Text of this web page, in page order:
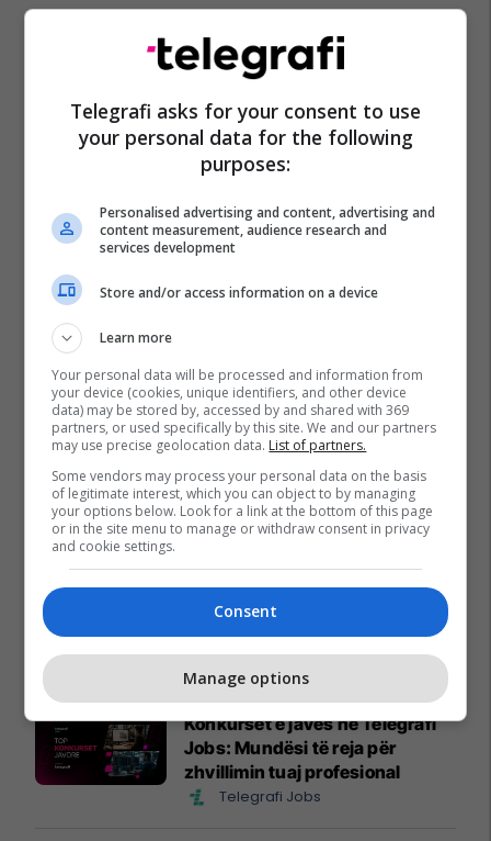
Promo Reklamo këtu
Konkurset e javës në Telegrafi
Jobs: Mundësi të reja për
zhvillimin tuaj profesional
Telegrafi Jobs
Telegrafi asks for your consent to use
your personal data for the following
purposes:
Personalised advertising and content, advertising and
content measurement, audience research and
services development
Store and/or access information on a device
Learn more
Your personal data will be processed and information from
your device (cookies, unique identifiers, and other device
data) may be stored by, accessed by and shared with 369
partners, or used specifically by this site. We and our partners
may use precise geolocation data. List of partners.
Some vendors may process your personal data on the basis
of legitimate interest, which you can object to by managing
your options below. Look for a link at the bottom of this page
or in the site menu to manage or withdraw consent in privacy
and cookie settings.
Consent
Manage options